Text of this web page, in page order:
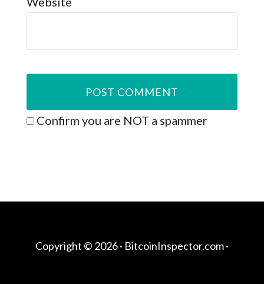
Confirm you are NOT a spammer
Copyright © 2026 · BitcoinInspector.com·